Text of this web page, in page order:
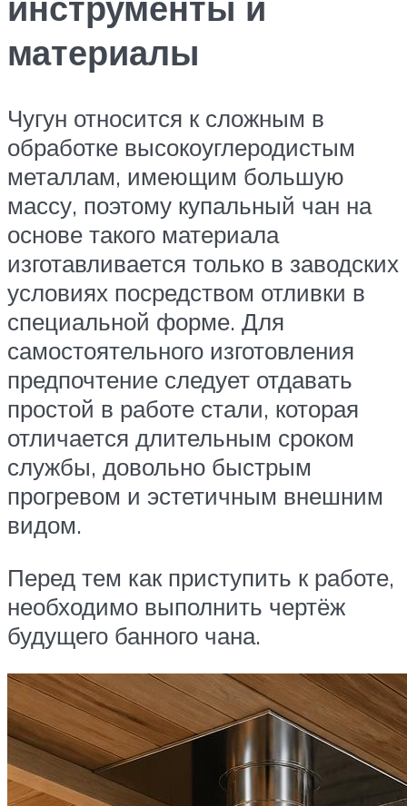
материалы
Чугун относится к сложным в
обработке высокоуглеродистым
металлам, имеющим большую
массу, поэтому купальный чан на
основе такого материала
изготавливается только в заводских
условиях посредством отливки в
специальной форме. Для
самостоятельного изготовления
предпочтение следует отдавать
простой в работе стали, которая
отличается длительным сроком
службы, довольно быстрым
прогревом и эстетичным внешним
видом.
Перед тем как приступить к работе,
необходимо выполнить чертёж
будущего банного чана.